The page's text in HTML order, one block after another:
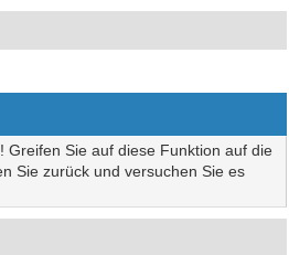
Greifen Sie auf diese Funktion auf die
Sie zurück und versuchen Sie es